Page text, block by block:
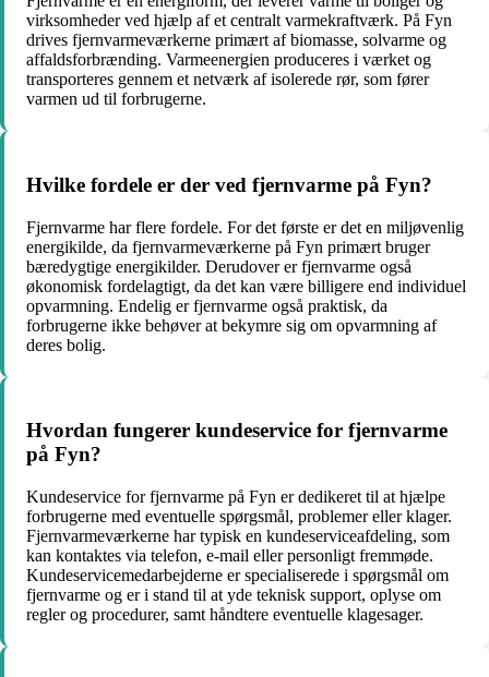
virksomheder ved hjælp af et centralt varmekraftværk. På Fyn
drives fjernvarmeværkerne primært af biomasse, solvarme og
affaldsforbrænding. Varmeenergien produceres i værket og
transporteres gennem et netværk af isolerede rør, som fører
varmen ud til forbrugerne.
Hvilke fordele er der ved fjernvarme på Fyn?
Fjernvarme har flere fordele. For det første er det en miljøvenlig
energikilde, da fjernvarmeværkerne på Fyn primært bruger
bæredygtige energikilder. Derudover er fjernvarme også
økonomisk fordelagtigt, da det kan være billigere end individuel
opvarmning. Endelig er fjernvarme også praktisk, da
forbrugerne ikke behøver at bekymre sig om opvarmning af
deres bolig.
Hvordan fungerer kundeservice for fjernvarme
på Fyn?
Kundeservice for fjernvarme på Fyn er dedikeret til at hjælpe
forbrugerne med eventuelle spørgsmål, problemer eller klager.
Fjernvarmeværkerne har typisk en kundeserviceafdeling, som
kan kontaktes via telefon, e-mail eller personligt fremmøde.
Kundeservicemedarbejderne er specialiserede i spørgsmål om
fjernvarme og er i stand til at yde teknisk support, oplyse om
regler og procedurer, samt håndtere eventuelle klagesager.